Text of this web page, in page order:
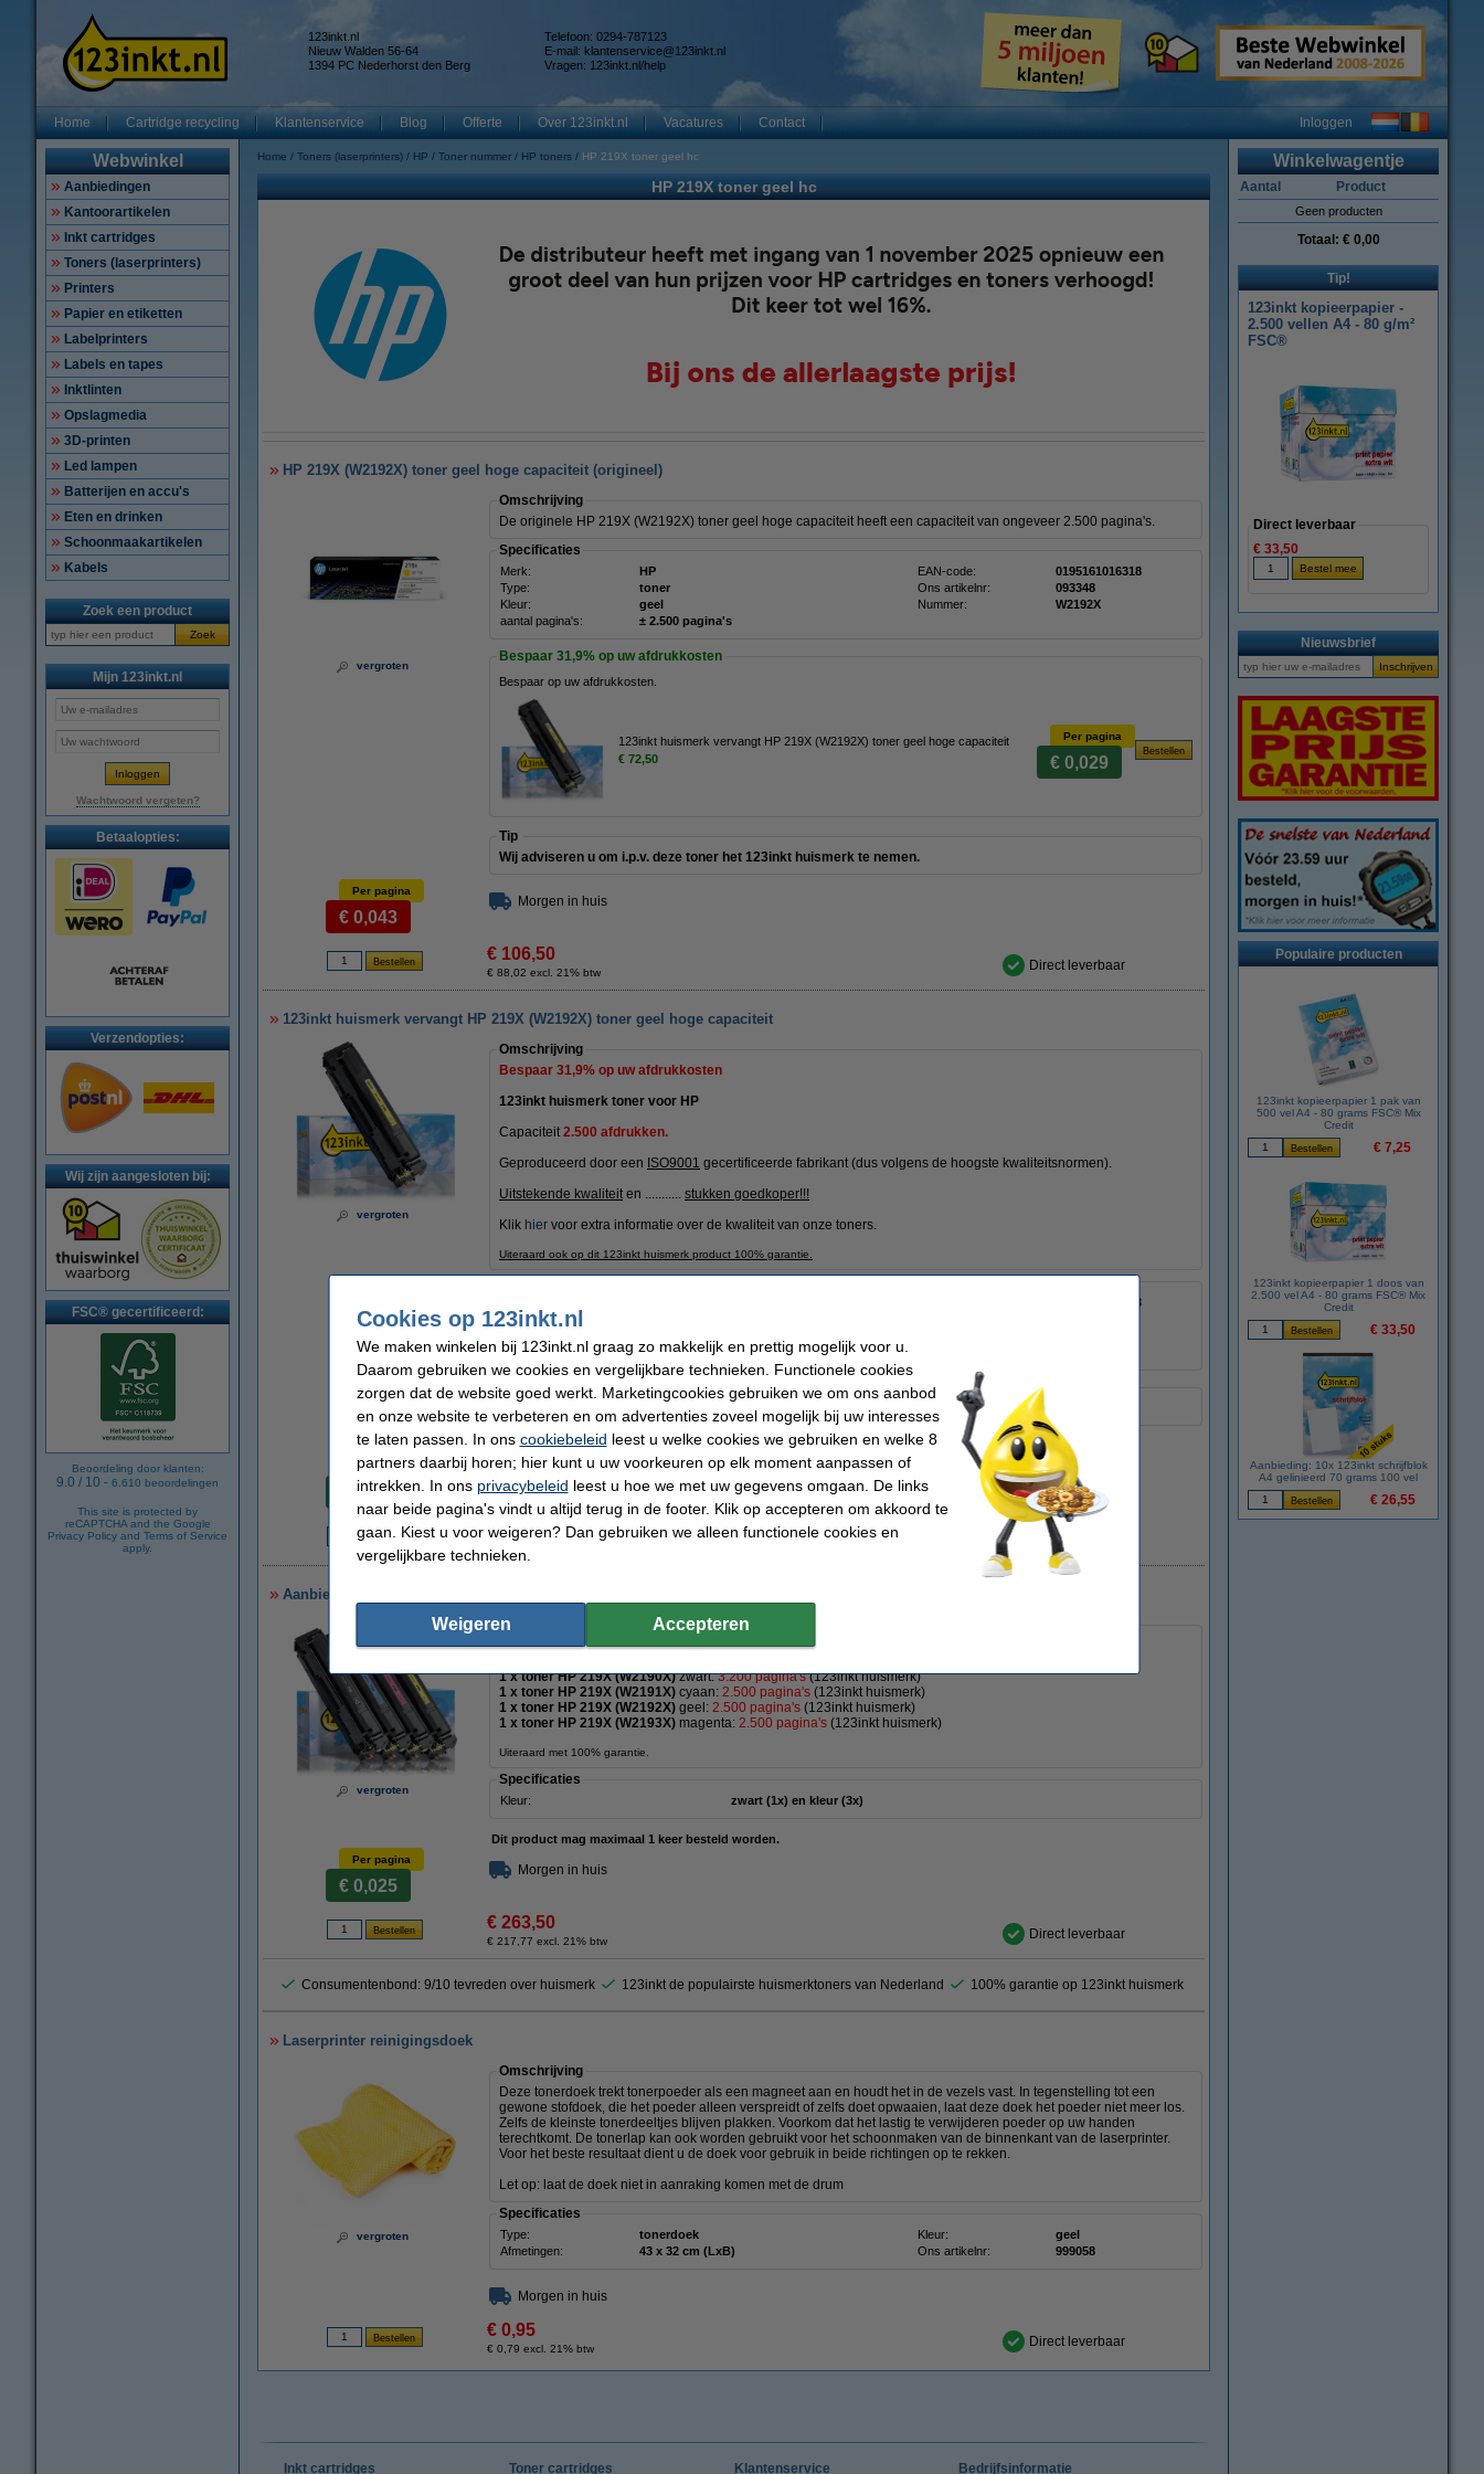
123inkt.nl
Nieuw Walden 56-64
1394 PC Nederhorst den Berg
Telefoon: 0294-787123
E-mail: klantenservice@123inkt.nl
Vragen: 123inkt.nl/help
Home Cartridge recycling Klantenservice Blog Offerte Over 123inkt.nl Vacatures Contact Inloggen
Webwinkel
Aanbiedingen
Kantoorartikelen
Inkt cartridges
Toners (laserprinters)
Printers
Papier en etiketten
Labelprinters
Labels en tapes
Inktlinten
Opslagmedia
3D-printen
Led lampen
Batterijen en accu's
Eten en drinken
Schoonmaakartikelen
Kabels
Zoek een product
Zoek
Mijn 123inkt.nl
Wachtwoord vergeten?
Betaalopties:
Verzendopties:
Wij zijn aangesloten bij:
FSC® gecertificeerd:
Beoordeling door klanten:
9.0 / 10 - 6.610 beoordelingen
This site is protected by
reCAPTCHA and the Google
Privacy Policy and Terms of Service
apply.
Home Toners (laserprinters) HP Toner nummer HP toners HP 219X toner geel hc
HP 219X toner geel hc
HP 219X (W2192X) toner geel hoge capaciteit (origineel)
vergroten
Omschrijving
De originele HP 219X (W2192X) toner geel hoge capaciteit heeft een capaciteit van ongeveer 2.500 pagina's.
Specificaties
Merk: HP EAN-code:
0195161016318
Type:
toner Ons artikelnr:
093348
Kleur:
geel Nummer:
W2192X
aantal pagina's:
± 2.500 pagina's
Bespaar 31,9% op uw afdrukkosten
Bespaar op uw afdrukkosten.
123inkt huismerk vervangt HP 219X (W2192X) toner geel hoge capaciteit
€ 72,50
Per pagina
€ 0,029
Tip
Wij adviseren u om i.p.v. deze toner het 123inkt huismerk te nemen.
Per pagina
€ 0,043
Morgen in huis
€ 106,50
€ 88,02 excl. 21% btw Direct leverbaar
123inkt huismerk vervangt HP 219X (W2192X) toner geel hoge capaciteit
vergroten
Omschrijving
Bespaar 31,9% op uw afdrukkosten
123inkt huismerk toner voor HP
Capaciteit 2.500 afdrukken.
Geproduceerd door een ISO9001 gecertificeerde fabrikant (dus volgens de hoogste kwaliteitsnormen).
Uitstekende kwaliteit en ........... stukken goedkoper!!!
Klik hier voor extra informatie over de kwaliteit van onze toners.
Uiteraard ook op dit 123inkt huismerk product 100% garantie.
8718237116563
Type:
aantal pagina's:
± 2.500 pagina's
Tip
Wij adviseren u deze toner (het 123inkt huismerk) te nemen i.p.v. de HP-uitvoering.
Dit product mag maximaal 1 keer besteld worden.
Per pagina
€ 0,029
Morgen in huis
€ 72,50
€ 59,92 excl. 21% btw Direct leverbaar
Aanbieding: 123inkt huismerk set voor HP 219X: HP W2190X, W2191X, W2192X, W2193X zwart + 3 kleuren
vergroten
Omschrijving
Complete set 123inkt huismerk toners voor HP:
1 x toner HP 219X (W2190X)zwart:3.200 pagina's(123inkt huismerk)
1 x toner HP 219X (W2191X) cyaan: 2.500 pagina's (123inkt huismerk)
1 x toner HP 219X (W2192X) geel: 2.500 pagina's (123inkt huismerk)
1 x toner HP 219X (W2193X) magenta: 2.500 pagina's (123inkt huismerk)
Uiteraard met 100% garantie.
Specificaties
Kleur: zwart (1x) en kleur (3x)
Dit product mag maximaal 1 keer besteld worden.
Per pagina
€ 0,025
Morgen in huis
€ 263,50
€ 217,77 excl. 21% btw Direct leverbaar
Consumentenbond: 9/10 tevreden over huismerk 123inkt de populairste huismerktoners van Nederland 100% garantie op 123inkt huismerk
Laserprinter reinigingsdoek
vergroten
Omschrijving
Deze tonerdoek trekt tonerpoeder als een magneet aan en houdt het in de vezels vast. In tegenstelling tot een
gewone stofdoek, die het poeder alleen verspreidt of zelfs doet opwaaien, laat deze doek het poeder niet meer los.
Zelfs de kleinste tonerdeeltjes blijven plakken. Voorkom dat het lastig te verwijderen poeder op uw handen
terechtkomt. De tonerlap kan ook worden gebruikt voor het schoonmaken van de binnenkant van de laserprinter.
Voor het beste resultaat dient u de doek voor gebruik in beide richtingen op te rekken.
Let op: laat de doek niet in aanraking komen met de drum
Specificaties
Type: tonerdoek Kleur:
geel
Afmetingen:
43 x 32 cm (LxB) Ons artikelnr: 999058
Morgen in huis
€ 0,95
€ 0,79 excl. 21% btw Direct leverbaar
Winkelwagentje
Aantal Product
Geen producten
Totaal: € 0,00
Tip!
123inkt kopieerpapier -
2.500 vellen A4 - 80 g/m²
FSC®
Direct leverbaar
€ 33,50
Nieuwsbrief
Populaire producten
123inkt kopieerpapier 1 pak van
500 vel A4 - 80 grams FSC® Mix
Credit
€ 7,25
123inkt kopieerpapier 1 doos van
2.500 vel A4 - 80 grams FSC® Mix
Credit
€ 33,50
Aanbieding: 10x 123inkt schrijfblok
A4 gelinieerd 70 grams 100 vel
€ 26,55
Inkt cartridges Toner cartridges Klantenservice Bedrijfsinformatie
Cookies op 123inkt.nl
We maken winkelen bij 123inkt.nl graag zo makkelijk en prettig mogelijk voor u.
Daarom gebruiken we cookies en vergelijkbare technieken. Functionele cookies
zorgen dat de website goed werkt. Marketingcookies gebruiken we om ons aanbod
en onze website te verbeteren en om advertenties zoveel mogelijk bij uw interesses
te laten passen. In ons cookiebeleid leest u welke cookies we gebruiken en welke 8
partners daarbij horen; hier kunt u uw voorkeuren op elk moment aanpassen of
intrekken. In ons privacybeleid leest u hoe we met uw gegevens omgaan. De links
naar beide pagina's vindt u altijd terug in de footer. Klik op accepteren om akkoord te
gaan. Kiest u voor weigeren? Dan gebruiken we alleen functionele cookies en
vergelijkbare technieken.
Weigeren Accepteren